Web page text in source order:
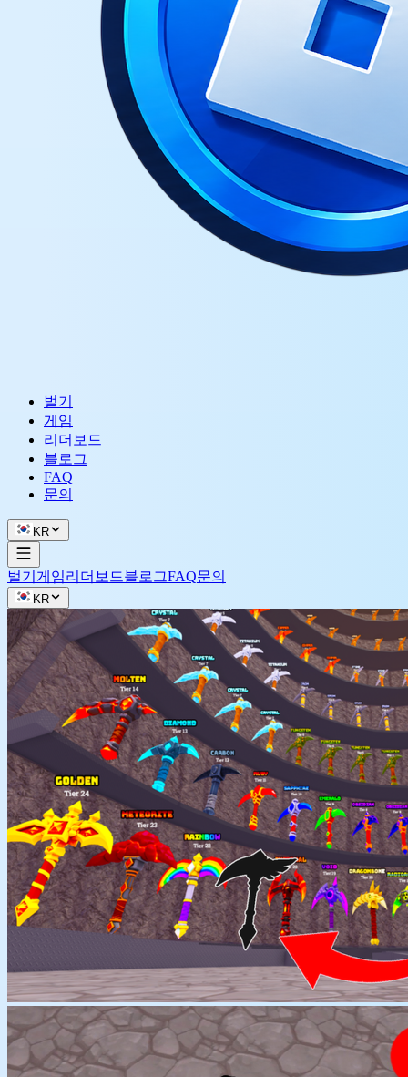
벌기
게임
리더보드
블로그
FAQ
문의
KR
벌기 게임리더보드블로그FAQ문의
KR